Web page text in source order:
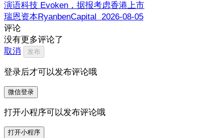
演语科技 Evoken，据报考虑香港上市
瑞恩资本RyanbenCapital 2026-08-05
评论
没有更多评论了
取消
发布
登录后才可以发布评论哦
微信登录
打开小程序可以发布评论哦
打开小程序